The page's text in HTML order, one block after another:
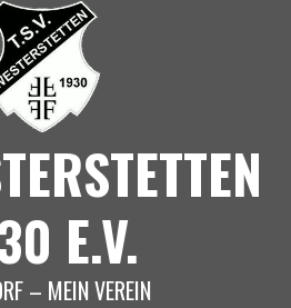
E.V.
– MEIN VEREIN